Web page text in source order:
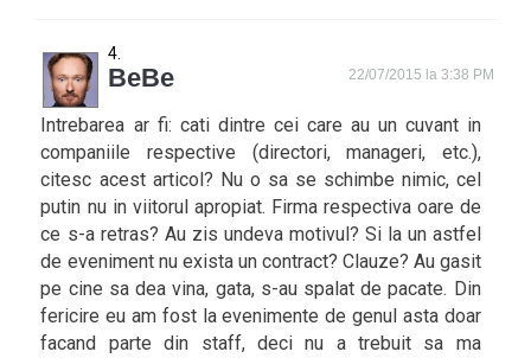
BeBe 22/07/2015 la 3:38 PM
Intrebarea ar fi: cati dintre cei care au un cuvant in
companiile respective (directori, manageri, etc.),
citesc acest articol? Nu o sa se schimbe nimic, cel
putin nu in viitorul apropiat. Firma respectiva oare de
ce s-a retras? Au zis undeva motivul? Si la un astfel
de eveniment nu exista un contract? Clauze? Au gasit
pe cine sa dea vina, gata, s-au spalat de pacate. Din
fericire eu am fost la evenimente de genul asta doar
facand parte din staff, deci nu a trebuit sa ma